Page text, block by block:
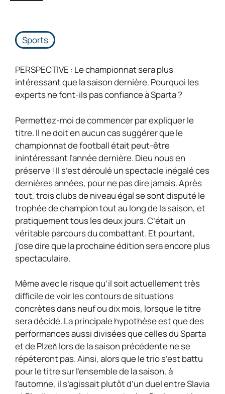
Sports
PERSPECTIVE : Le championnat sera plus
intéressant que la saison dernière. Pourquoi les
experts ne font-ils pas confiance à Sparta ?
Permettez-moi de commencer par expliquer le
titre. Il ne doit en aucun cas suggérer que le
championnat de football était peut-être
inintéressant l’année dernière. Dieu nous en
préserve ! Il s’est déroulé un spectacle inégalé ces
dernières années, pour ne pas dire jamais. Après
tout, trois clubs de niveau égal se sont disputé le
trophée de champion tout au long de la saison, et
pratiquement tous les deux jours. C’était un
véritable parcours du combattant. Et pourtant,
j’ose dire que la prochaine édition sera encore plus
spectaculaire.
Même avec le risque qu’il soit actuellement très
difficile de voir les contours de situations
concrètes dans neuf ou dix mois, lorsque le titre
sera décidé. La principale hypothèse est que des
performances aussi divisées que celles du Sparta
et de Plzeň lors de la saison précédente ne se
répéteront pas. Ainsi, alors que le trio s’est battu
pour le titre sur l’ensemble de la saison, à
l’automne, il s’agissait plutôt d’un duel entre Slavia